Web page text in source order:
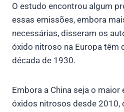
O estudo encontrou algum
essas emissões, embora
necessárias, disseram os
óxido nitroso na Europa têm
década de 1930.
Embora a China seja o
óxidos nitrosos desde 2010,